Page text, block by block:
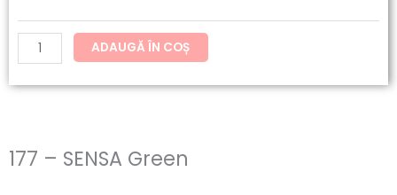
ADAUGĂ ÎN COȘ
177 – SENSA Green